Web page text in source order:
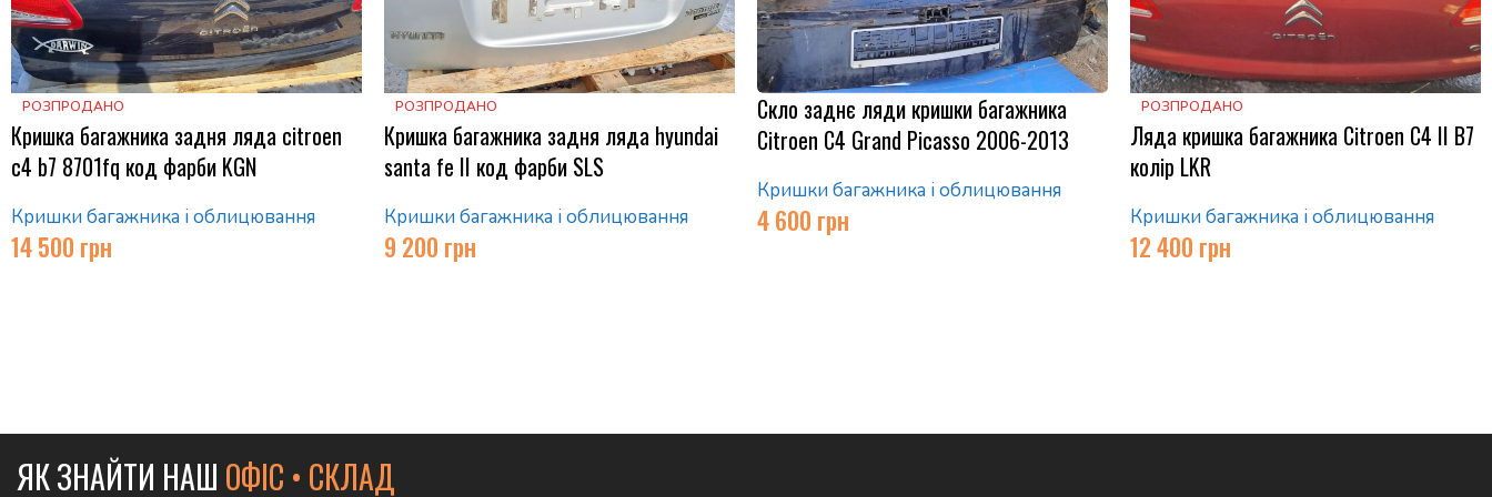
РОЗПРОДАНО
Кришка багажника задня ляда citroen
c4 b7 8701fq код фарби KGN
Кришки багажника і облицювання
14 500 грн
РОЗПРОДАНО
Кришка багажника задня ляда hyundai
santa fe ІІ код фарби SLS
Кришки багажника і облицювання
9 200 грн
Скло заднє ляди кришки багажника
Citroen C4 Grand Picasso 2006-2013
Кришки багажника і облицювання
4 600 грн
РОЗПРОДАНО
Ляда кришка багажника Citroen C4 II B7
колір LKR
Кришки багажника і облицювання
12 400 грн
ЯК ЗНАЙТИ НАШ ОФІС • СКЛАД